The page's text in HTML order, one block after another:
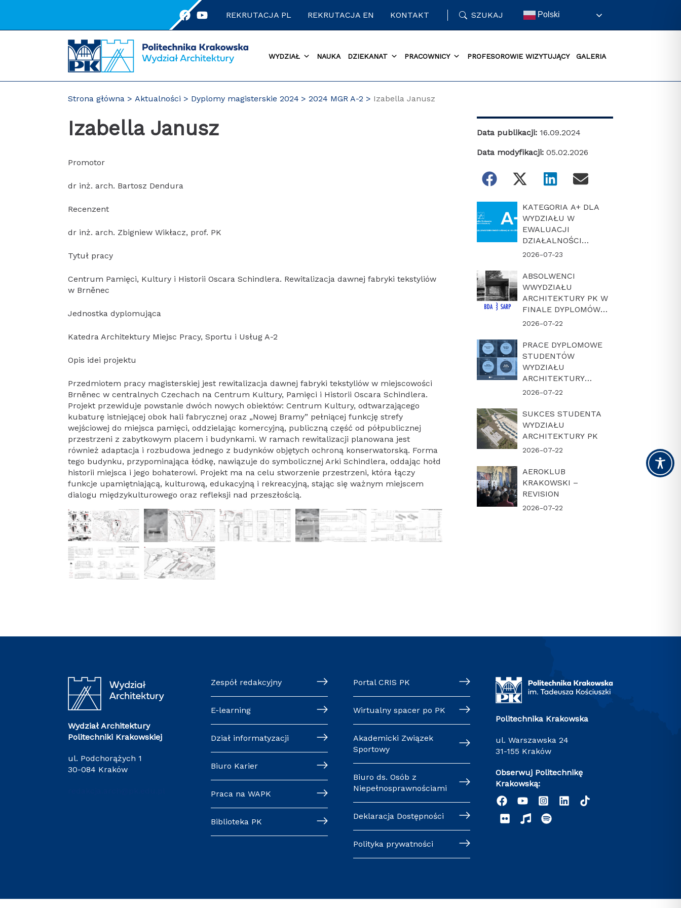
REKRUTACJA PL REKRUTACJA EN KONTAKT SZUKAJ Polski
WYDZIAŁ NAUKA DZIEKANAT PRACOWNICY PROFESOROWIE WIZYTUJĄCY GALERIA
Strona główna Aktualności Dyplomy magisterskie 2024 2024 MGR A-2 Izabella Janusz
Izabella Janusz
Promotor
dr inż. arch. Bartosz Dendura
Recenzent
dr inż. arch. Zbigniew Wikłacz, prof. PK
Tytuł pracy
Centrum Pamięci, Kultury i Historii Oscara Schindlera. Rewitalizacja dawnej fabryki tekstyliów
w Brněnec
Jednostka dyplomująca
Katedra Architektury Miejsc Pracy, Sportu i Usług A-2
Opis idei projektu
Przedmiotem pracy magisterskiej jest rewitalizacja dawnej fabryki tekstyliów w miejscowości
Brněnec w centralnych Czechach na Centrum Kultury, Pamięci i Historii Oscara Schindlera.
Projekt przewiduje powstanie dwóch nowych obiektów: Centrum Kultury, odtwarzającego
kubaturę istniejącej obok hali fabrycznej oraz „Nowej Bramy” pełniącej funkcję strefy
wejściowej do miejsca pamięci, oddzielając komercyjną, publiczną część od półpublicznej
przestrzeni z zabytkowym placem i budynkami. W ramach rewitalizacji planowana jest
również adaptacja i rozbudowa jednego z budynków objętych ochroną konserwatorską. Forma
tego budynku, przypominająca łódkę, nawiązuje do symbolicznej Arki Schindlera, oddając hołd
historii miejsca i jego bohaterowi. Projekt ma na celu stworzenie przestrzeni, która łączy
funkcje upamiętniającą, kulturową, edukacyjną i rekreacyjną, stając się ważnym miejscem
dialogu międzykulturowego oraz refleksji nad przeszłością.
Data publikacji: 16.09.2024
Data modyfikacji: 05.02.2026
KATEGORIA A+ DLA
WYDZIAŁU W
EWALUACJI
DZIAŁALNOŚCI
NAUKOWEJ W
2026-07-23
ABSOLWENCI
WWYDZIAŁU
ARCHITEKTURY PK W
FINALE DYPLOMÓW
ROKU BDA-SARP 2026
2026-07-22
PRACE DYPLOMOWE
STUDENTÓW
WYDZIAŁU
ARCHITEKTURY
POLITECHNIKI
FINALE KONKURSU
„DYPLOM Z
ARCHICADEM 2026”
2026-07-22
SUKCES STUDENTA
WYDZIAŁU
ARCHITEKTURY PK
2026-07-22
AEROKLUB
KRAKOWSKI –
REVISION
2026-07-22
Wydział Architektury
Politechniki Krakowskiej
ul. Podchorążych 1
30-084 Kraków
Zespół redakcyjny
E-learning
Dział informatyzacji
Biuro Karier
Praca na WAPK
Biblioteka PK
Portal CRIS PK
Wirtualny spacer po PK
Akademicki Związek
Sportowy
Biuro ds. Osób z
Niepełnosprawnościami
Deklaracja Dostępności
Polityka prywatności
Politechnika Krakowska
ul. Warszawska 24
31-155 Kraków
Obserwuj Politechnikę
Krakowską: